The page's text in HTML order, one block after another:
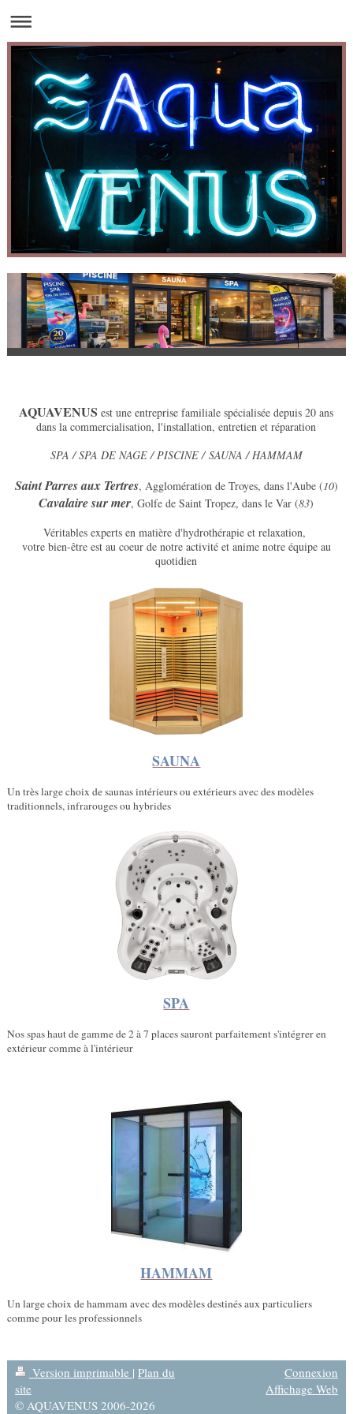
AQUAVENUS est une entreprise familiale spécialisée depuis 20 ans
dans la commercialisation, l'installation, entretien et réparation
SPA / SPA DE NAGE / PISCINE /SAUNA / HAMMAM
Saint Parres aux Tertres, Agglomération de Troyes, dans l'Aube (10)
Cavalaire sur mer, Golfe de Saint Tropez, dans le Var (83)
Véritables experts en matière d'hydrothérapie et relaxation,
votre bien-être est au coeur de notre activité et anime notre équipe au
quotidien
SAUNA
Un très large choix de saunas intérieurs ou extérieurs avec des modèles
traditionnels, infrarouges ou hybrides
SPA
Nos spas haut de gamme de 2 à 7 places sauront parfaitement s'intégrer en
extérieur comme à l'intérieur
HAMMAM
Un large choix de hammam avec des modèles destinés aux particuliers
comme pour les professionnels
Version imprimable | Plan du
site
© AQUAVENUS 2006-2026
Connexion
Affichage Web